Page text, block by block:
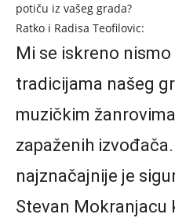
potiču iz vašeg grada?
Ratko i Radisa Teofilovic:
Mi se iskreno
tradicijama našeg
muzičkim
zapaženih
najznačajnije je
Stevan Mokranjacu